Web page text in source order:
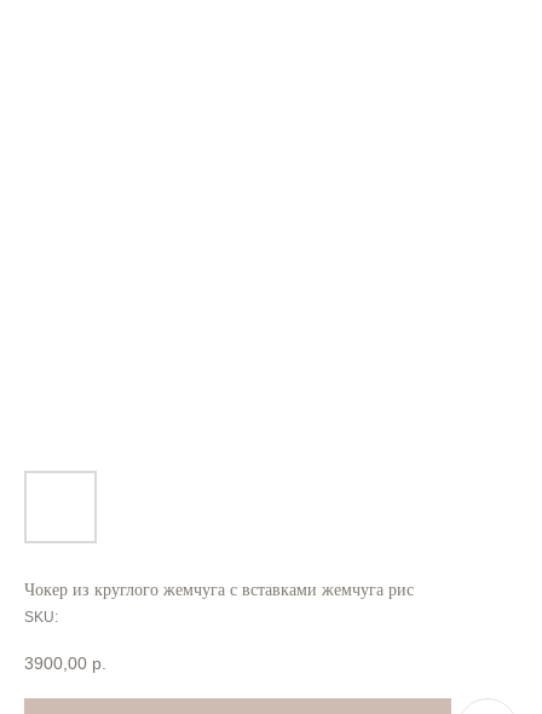
Чокер из круглого жемчуга с вставками жемчуга рис
SKU:
3900,00 р.